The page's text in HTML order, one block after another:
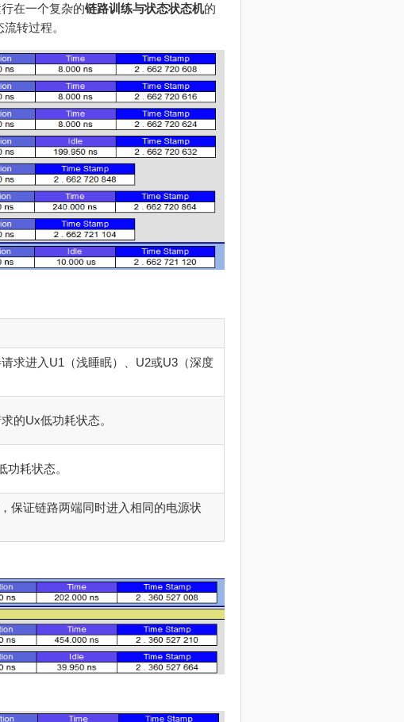
在一个复杂的链路训练与状态状态机的
转过程。
求进入U1（浅睡眠）、U2或U3（深度
的Ux低功耗状态。
功耗状态。
保证链路两端同时进入相同的电源状